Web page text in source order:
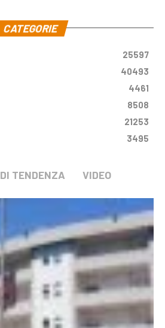
CATEGORIE
25597
40493
4461
8508
21253
3495
DI TENDENZA VIDEO